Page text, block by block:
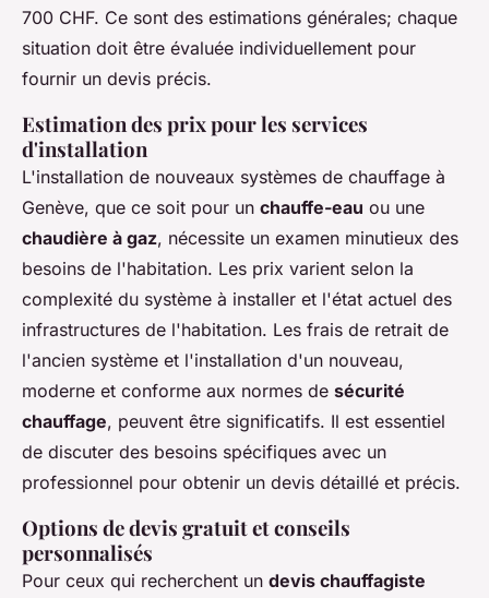
700 CHF. Ce sont des estimations générales; chaque
situation doit être évaluée individuellement pour
fournir un devis précis.
Estimation des prix pour les services
d'installation
L'installation de nouveaux systèmes de chauffage à
Genève, que ce soit pour un chauffe-eau ou une
chaudière à gaz, nécessite un examen minutieux des
besoins de l'habitation. Les prix varient selon la
complexité du système à installer et l'état actuel des
infrastructures de l'habitation. Les frais de retrait de
l'ancien système et l'installation d'un nouveau,
moderne et conforme aux normes de sécurité
chauffage, peuvent être significatifs. Il est essentiel
de discuter des besoins spécifiques avec un
professionnel pour obtenir un devis détaillé et précis.
Options de devis gratuit et conseils
personnalisés
Pour ceux qui recherchent un devis chauffagiste